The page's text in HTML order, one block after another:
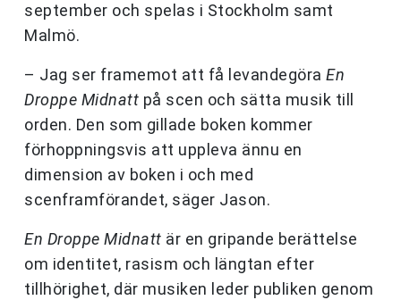
september och spelas i Stockholm samt
Malmö.
– Jag ser framemot att få levandegöra En
Droppe Midnatt på scen och sätta musik till
orden. Den som gillade boken kommer
förhoppningsvis att uppleva ännu en
dimension av boken i och med
scenframförandet, säger Jason.
En Droppe Midnatt är en gripande berättelse
om identitet, rasism och längtan efter
tillhörighet, där musiken leder publiken genom